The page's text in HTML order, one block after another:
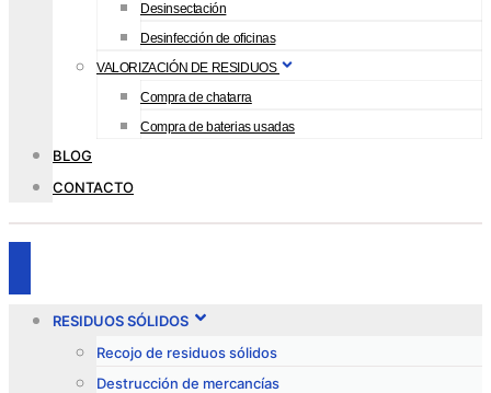
Desinsectación
Desinfección de oficinas
VALORIZACIÓN DE RESIDUOS
Compra de chatarra
Compra de baterias usadas
BLOG
CONTACTO
RESIDUOS SÓLIDOS
Recojo de residuos sólidos
Destrucción de mercancías